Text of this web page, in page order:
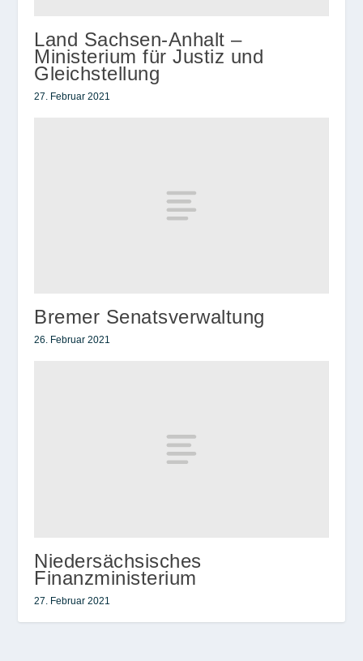
Land Sachsen-Anhalt –
Ministerium für Justiz und
Gleichstellung
27. Februar 2021
Bremer Senatsverwaltung
26. Februar 2021
Niedersächsisches
Finanzministerium
27. Februar 2021